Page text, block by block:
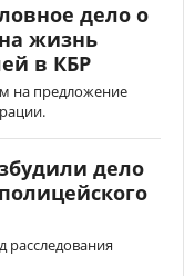
дело о
жизнь
в КБР
на предложение
дело
расследования